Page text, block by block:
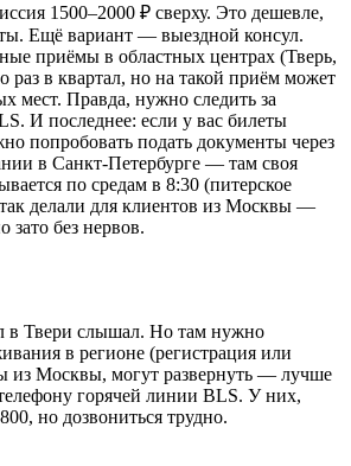
1500–2000 ₽ сверху. Это дешевле,
Ещё вариант — выездной консул.
приёмы в областных центрах (Тверь,
раз в квартал, но на такой приём может
мест. Правда, нужно следить за
И последнее: если у вас билеты
попробовать подать документы через
в Санкт-Петербурге — там своя
по средам в 8:30 (питерское
делали для клиентов из Москвы —
зато без нервов.
в Твери слышал. Но там нужно
в регионе (регистрация или
из Москвы, могут развернуть — лучше
горячей линии BLS. У них,
но дозвониться трудно.